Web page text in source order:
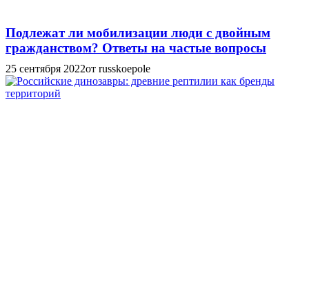
Подлежат ли мобилизации люди с двойным
гражданством? Ответы на частые вопросы
25 сентября 2022от russkoepole